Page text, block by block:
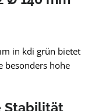
in kdi grün bietet
besonders hohe
Stabilität